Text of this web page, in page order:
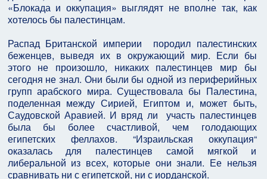
«Блокада и оккупация» выглядят не вполне так, как
хотелось бы палестинцам.
Распад Британской империи породил палестинских
беженцев, выведя их в окружающий мир. Если бы
этого не произошло, никаких палестинцев мир бы
сегодня не знал. Они были бы одной из периферийных
групп арабского мира. Существовала бы Палестина,
поделенная между Сирией, Египтом и, может быть,
Саудовской Аравией. И вряд ли участь палестинцев
была бы более счастливой, чем голодающих
египетских феллахов. “Израильская оккупация“
оказалась для палестинцев самой мягкой и
либеральной из всех, которые они знали. Ее нельзя
сравнивать ни с египетской, ни с иорданской.